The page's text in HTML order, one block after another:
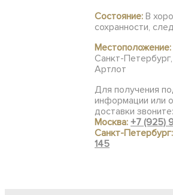
Состояние: В
сохранности,
Местоположение:
Санкт-
Артлот
Для получения
информации или
доставки звоните:
Москва: +7 (925)
Санкт-Петербург:
145